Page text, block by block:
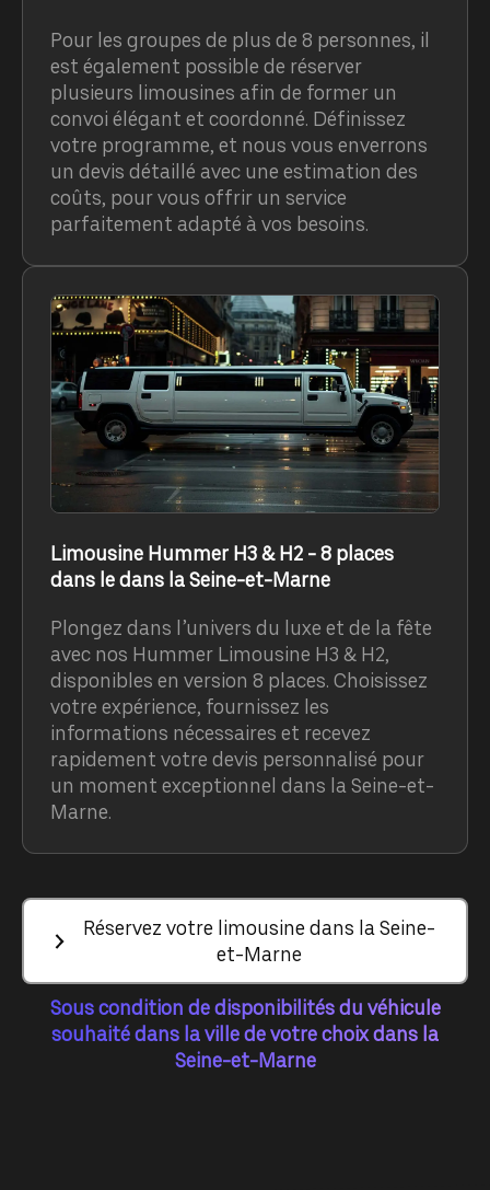
Pour les groupes de plus de 8 personnes, il
est également possible de réserver
plusieurs limousines afin de former un
convoi élégant et coordonné. Définissez
votre programme, et nous vous enverrons
un devis détaillé avec une estimation des
coûts, pour vous offrir un service
parfaitement adapté à vos besoins.
Limousine Hummer H3 & H2 - 8 places
dans le dans la Seine-et-Marne
Plongez dans l’univers du luxe et de la fête
avec nos Hummer Limousine H3 & H2,
disponibles en version 8 places. Choisissez
votre expérience, fournissez les
informations nécessaires et recevez
rapidement votre devis personnalisé pour
un moment exceptionnel dans la Seine-et-
Marne.
Réservez votre limousine dans la Seine-
et-Marne
Sous condition de disponibilités du véhicule
souhaité dans la ville de votre choix dans la
Seine-et-Marne